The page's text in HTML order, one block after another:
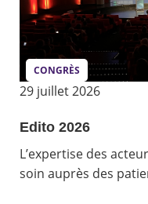
CONGRÈS
29 juillet 2026
Edito 2026
L’expertise des
soin auprès des